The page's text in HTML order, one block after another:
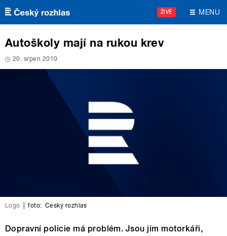
Přejít k hlavnímu obsahu
ŽIVĚ MENU
Autoškoly mají na rukou krev
20. srpen 2010
Logo foto: Český rozhlas
Dopravní policie má problém. Jsou jím motorkáři,